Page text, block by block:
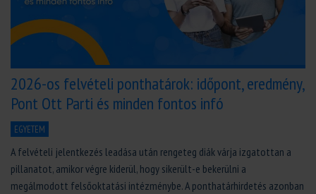
2026-os felvételi ponthatárok: időpont, eredmény,
Pont Ott Parti és minden fontos infó
EGYETEM
A felvételi jelentkezés leadása után rengeteg diák várja izgatottan a
pillanatot, amikor végre kiderül, hogy sikerült-e bekerülni a
megálmodott felsőoktatási intézménybe. A ponthatárhirdetés azonban